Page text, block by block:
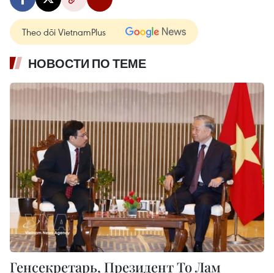
Theo dõi VietnamPlus
НОВОСТИ ПО ТЕМЕ
Генсекретарь, Президент То Лам